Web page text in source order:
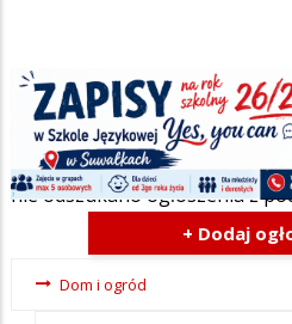
Szukana fraza w ogłoszeniach
nie odszukano ogłoszenia z
+ Dodaj
Ogłoszenia
Dom i ogród